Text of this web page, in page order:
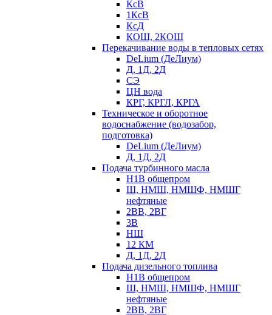
КсВ
1КсВ
КсД
КОШ, 2КОШ
Перекачивание воды в тепловых сетях
DeLium (ДеЛиум)
Д, 1Д, 2Д
СЭ
ЦН вода
КРГ, КРГЛ, КРГА
Техническое и оборотное
водоснабжение (водозабор,
подготовка)
DeLium (ДеЛиум)
Д, 1Д, 2Д
Подача турбинного масла
Н1В общепром
Ш, НМШ, НМШФ, НМШГ
нефтяные
2ВВ, 2ВГ
3В
НШ
12 КМ
Д, 1Д, 2Д
Подача дизельного топлива
Н1В общепром
Ш, НМШ, НМШФ, НМШГ
нефтяные
2ВВ, 2ВГ